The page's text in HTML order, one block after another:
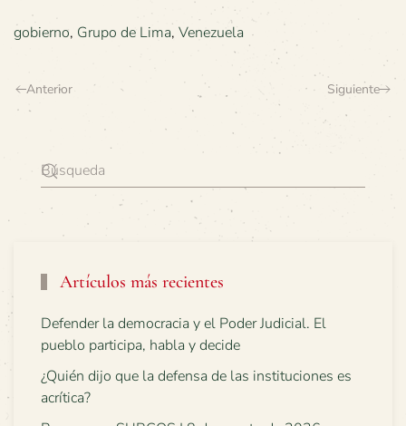
gobierno, Grupo de Lima, Venezuela
Anterior Siguiente
Artículos más recientes
Defender la democracia y el Poder Judicial. El
pueblo participa, habla y decide
¿Quién dijo que la defensa de las instituciones es
acrítica?